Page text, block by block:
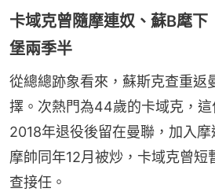
卡域克曾隨摩連奴、蘇B麾
堡兩季半
從總總跡象看來，蘇斯克查重返
擇。次熱門為44歲的卡域克，
2018年退役後留在曼聯，加入
摩帥同年12月被炒，卡域克曾短
查接任。